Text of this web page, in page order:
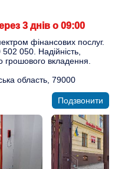
3 днів о 09:00
фінансових послуг.
050. Надійність,
грошового вкладення.
область, 79000
Подзвонити